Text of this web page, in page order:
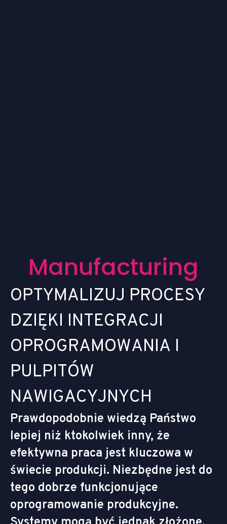
Manufacturing
OPTYMALIZUJ PROCESY
DZIĘKI INTEGRACJI
OPROGRAMOWANIA I
PULPITÓW
NAWIGACYJNYCH
Prawdopodobnie wiedzą Państwo
lepiej niż ktokolwiek inny, że
efektywna praca jest kluczowa w
świecie produkcji. Niezbędne jest do
tego dobrze funkcjonujące
oprogramowanie produkcyjne.